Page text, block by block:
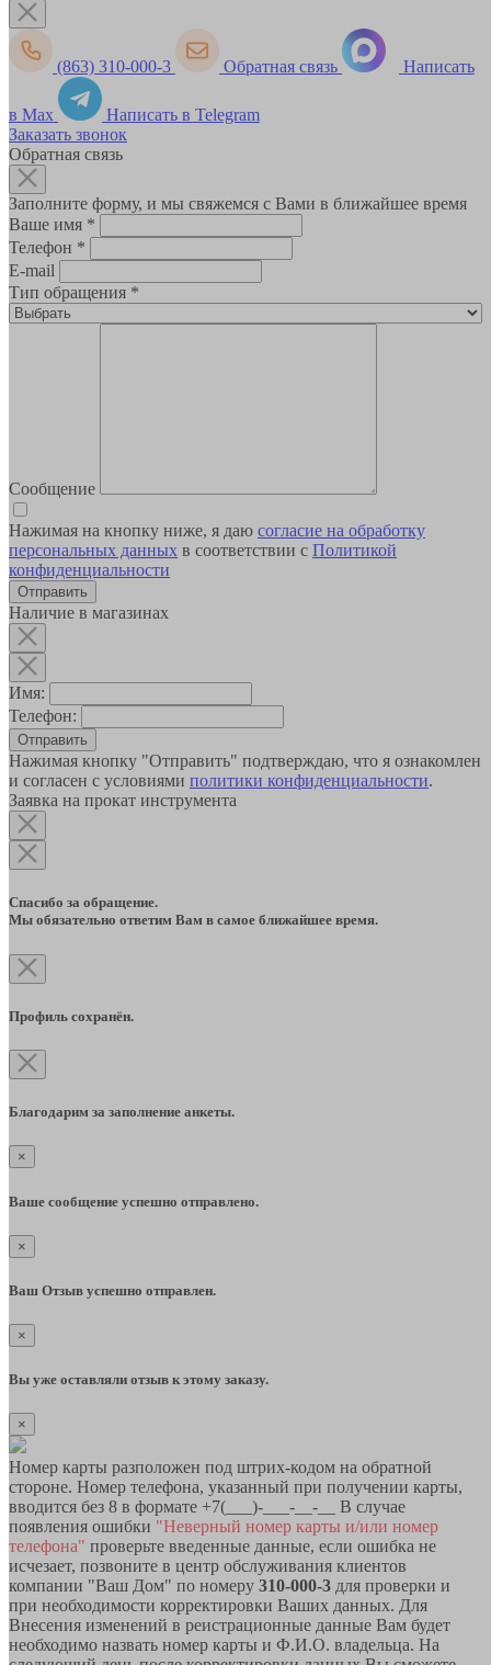
(863) 310-000-3 Обратная связь Написать
в Max
Написать в Telegram
Заказать звонок
Обратная связь
Заполните форму, и мы свяжемся с Вами в ближайшее время
Ваше имя *
Телефон *
E-mail
Тип обращения *
Сообщение
Нажимая на кнопку ниже, я даю согласие на обработку
персональных данных в соответствии с Политикой
конфиденциальности
Наличие в магазинах
Имя:
Телефон:
Отправить
Нажимая кнопку "Отправить" подтверждаю, что я ознакомлен
и согласен с условиями политики конфиденциальности.
Заявка на прокат инструмента
Спасибо за обращение.
Мы обязательно ответим Вам в самое ближайшее время.
Профиль сохранён.
Благодарим за заполнение анкеты.
×
Ваше сообщение успешно отправлено.
×
Ваш Отзыв успешно отправлен.
×
Вы уже оставляли отзыв к этому заказу.
×
Номер карты разположен под штрих-кодом на обратной
стороне. Номер телефона, указанный при получении карты,
вводится без 8 в формате +7(___)-___-__-__ В случае
появления ошибки "Неверный номер карты и/или номер
телефона" проверьте введенные данные, если ошибка не
исчезает, позвоните в центр обслуживания клиентов
компании "Ваш Дом" по номеру 310-000-3 для проверки и
при необходимости корректировки Ваших данных. Для
Внесения изменений в реистрационные данные Вам будет
необходимо назвать номер карты и Ф.И.О. владельца. На